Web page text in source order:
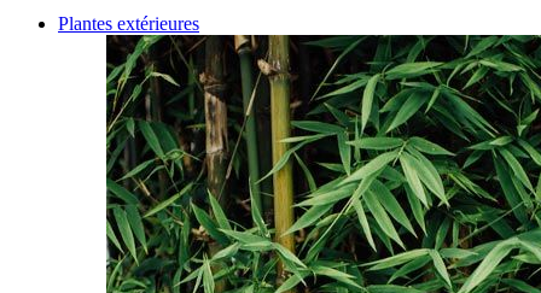
Plantes extérieures